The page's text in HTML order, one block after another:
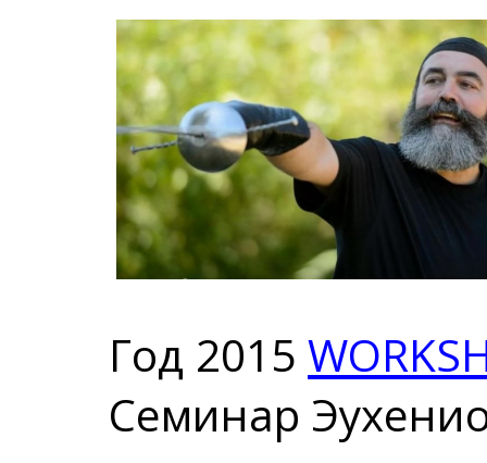
Год 2015
Cеминар